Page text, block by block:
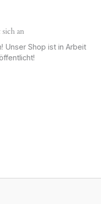
an
Unser Shop ist in Arbeit